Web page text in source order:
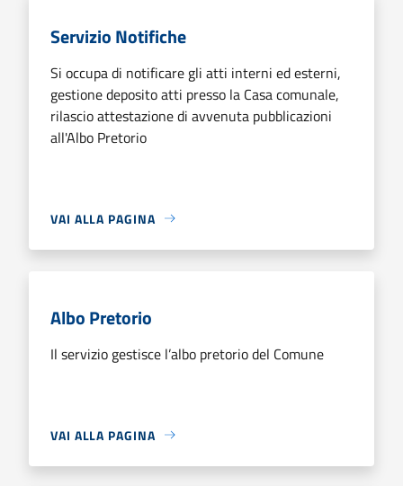
Servizio Notifiche
Si occupa di notificare gli atti interni ed esterni,
gestione deposito atti presso la Casa comunale,
rilascio attestazione di avvenuta pubblicazioni
all'Albo Pretorio
VAI ALLA PAGINA
Albo Pretorio
Il servizio gestisce l’albo pretorio del Comune
VAI ALLA PAGINA